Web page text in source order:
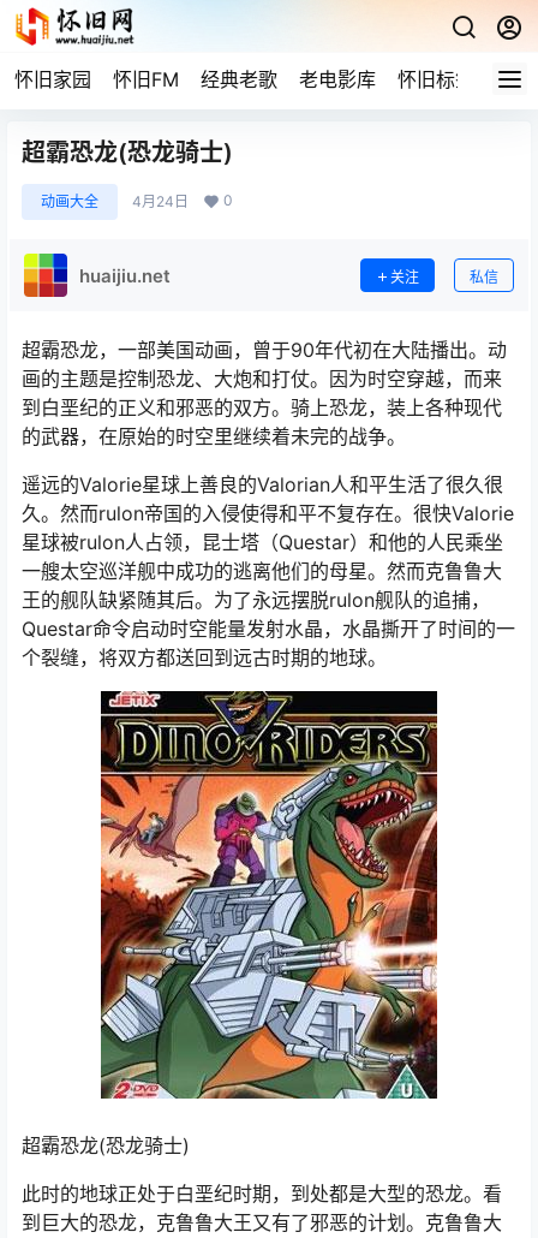
怀旧家园 怀旧FM 经典老歌 老电影库 怀旧标签 网
超霸恐龙(恐龙骑士)
动画大全 4月24日 0
huaijiu.net 关注 私信
超霸恐龙，一部美国动画，曾于90年代初在大陆播出。动
画的主题是控制恐龙、大炮和打仗。因为时空穿越，而来
到白垩纪的正义和邪恶的双方。骑上恐龙，装上各种现代
的武器，在原始的时空里继续着未完的战争。
遥远的Valorie星球上善良的Valorian人和平生活了很久很
久。然而rulon帝国的入侵使得和平不复存在。很快Valorie
星球被rulon人占领，昆士塔（Questar）和他的人民乘坐
一艘太空巡洋舰中成功的逃离他们的母星。然而克鲁鲁大
王的舰队缺紧随其后。为了永远摆脱rulon舰队的追捕，
Questar命令启动时空能量发射水晶，水晶撕开了时间的一
个裂缝，将双方都送回到远古时期的地球。
超霸恐龙(恐龙骑士)
此时的地球正处于白垩纪时期，到处都是大型的恐龙。看
到巨大的恐龙，克鲁鲁大王又有了邪恶的计划。克鲁鲁大